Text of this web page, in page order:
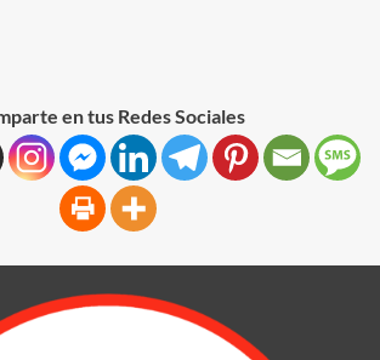
en tus Redes Sociales